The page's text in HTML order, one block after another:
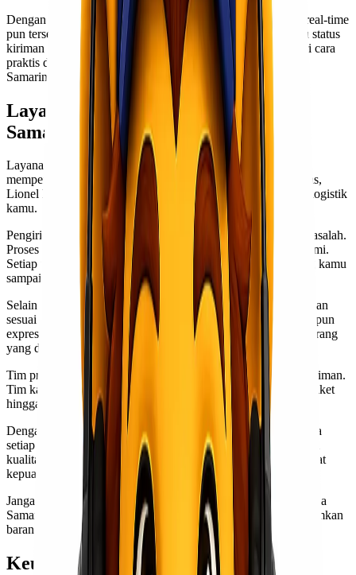
Dengan dukungan teknologi modern,
pelacakan resi
secara real-time
pun tersedia. Ini memungkinkan pelanggan untuk memantau status
kiriman kapan saja dan di mana saja. Jadi, jika kamu mencari cara
praktis dan murah untuk mengirim barang dari Surabaya ke
Samarinda, Lionel Express siap membantu kamu!
Layanan Ekspedisi Cargo Surabaya
Samarinda
Layanan ekspedisi cargo Surabaya Samarinda kini semakin
mempermudah
pengiriman barang
. Dengan jaringan yang luas,
Lionel Express hadir sebagai solusi terbaik untuk kebutuhan logistik
kamu.
Pengiriman dari Surabaya ke Samarinda tidak lagi menjadi masalah.
Proses pengiriman cepat dan efisien adalah prioritas utama kami.
Setiap paket akan ditangani dengan hati-hati, sehingga barang kamu
sampai dalam kondisi baik.
Selain itu, Lionel Express menawarkan berbagai pilihan layanan
sesuai kebutuhan pelanggan. Baik itu pengiriman reguler maupun
express, semua dapat disesuaikan dengan urgensi dan jenis barang
yang dikirim.
Tim profesional siap membantu kamu sepanjang proses pengiriman.
Tim kami akan memberikan informasi jelas mengenai status paket
hingga tiba di tujuan.
Dengan tarif yang kompetitif, Lionel Express menjamin bahwa
setiap pelanggan mendapatkan nilai lebih tanpa mengorbankan
kualitas layanan. Pengalaman sebelumnya menunjukkan tingkat
kepuasan tinggi bagi pengguna jasa ini.
Jangan ragu beralih ke layanan ekspedisi cargo murah Surabaya
Samarinda untuk kemudahan dan kenyamanan dalam mengirimkan
barang-barang penting kamu!
Keunggulan Lionel Express